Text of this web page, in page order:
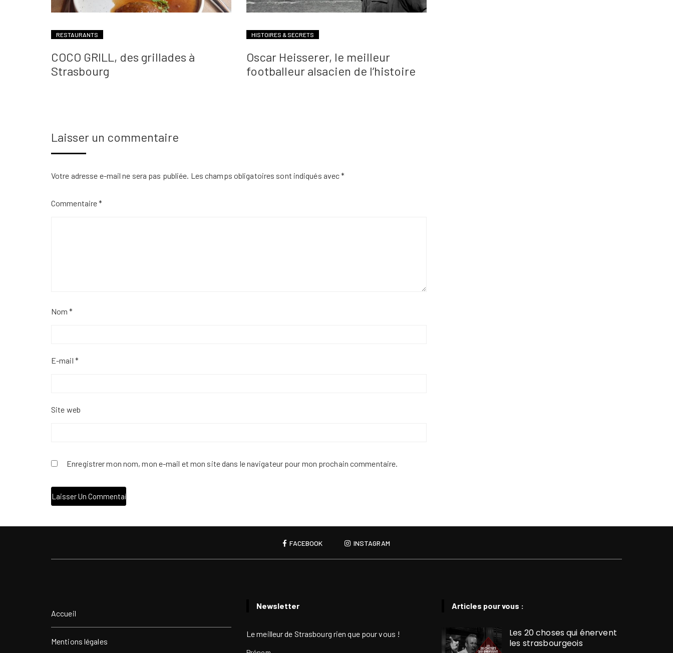
RESTAURANTS
COCO GRILL, des grillades à
Strasbourg
HISTOIRES & SECRETS
Oscar Heisserer, le meilleur
footballeur alsacien de l’histoire
Laisser un commentaire
Votre adresse e-mail ne sera pas publiée. Les champs obligatoires sont indiqués avec*
Commentaire*
Nom*
E-mail *
Site web
Enregistrer mon nom, mon e-mail et mon site dans le navigateur pour mon prochain commentaire.
FACEBOOK INSTAGRAM
Accueil
Mentions légales
Newsletter
Le meilleur de Strasbourg rien que pour vous !
Articles pour vous :
Les 20 choses qui énervent
les strasbourgeois